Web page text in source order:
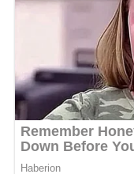
Knoblauch
serviert werden,
optimal entfalten
Nach: Liebe geht durch den Magen, Verlag
Bild für